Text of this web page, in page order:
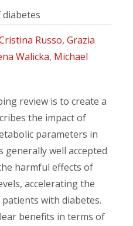
Russo,Grazia
Walicka, Michael
review is to create a
the impact of
parameters in
generally well accepted
harmful effects of
accelerating the
with diabetes.
benefits in terms of